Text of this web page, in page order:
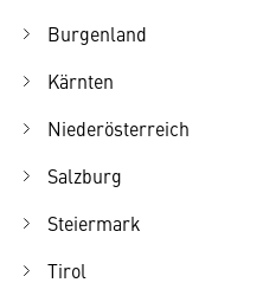
Burgenland
Kärnten
Niederösterreich
Salzburg
Steiermark
Tirol